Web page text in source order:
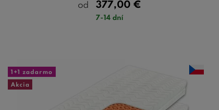
od 377,00 €
7-14 dní
1+1 zadarmo
Akcia